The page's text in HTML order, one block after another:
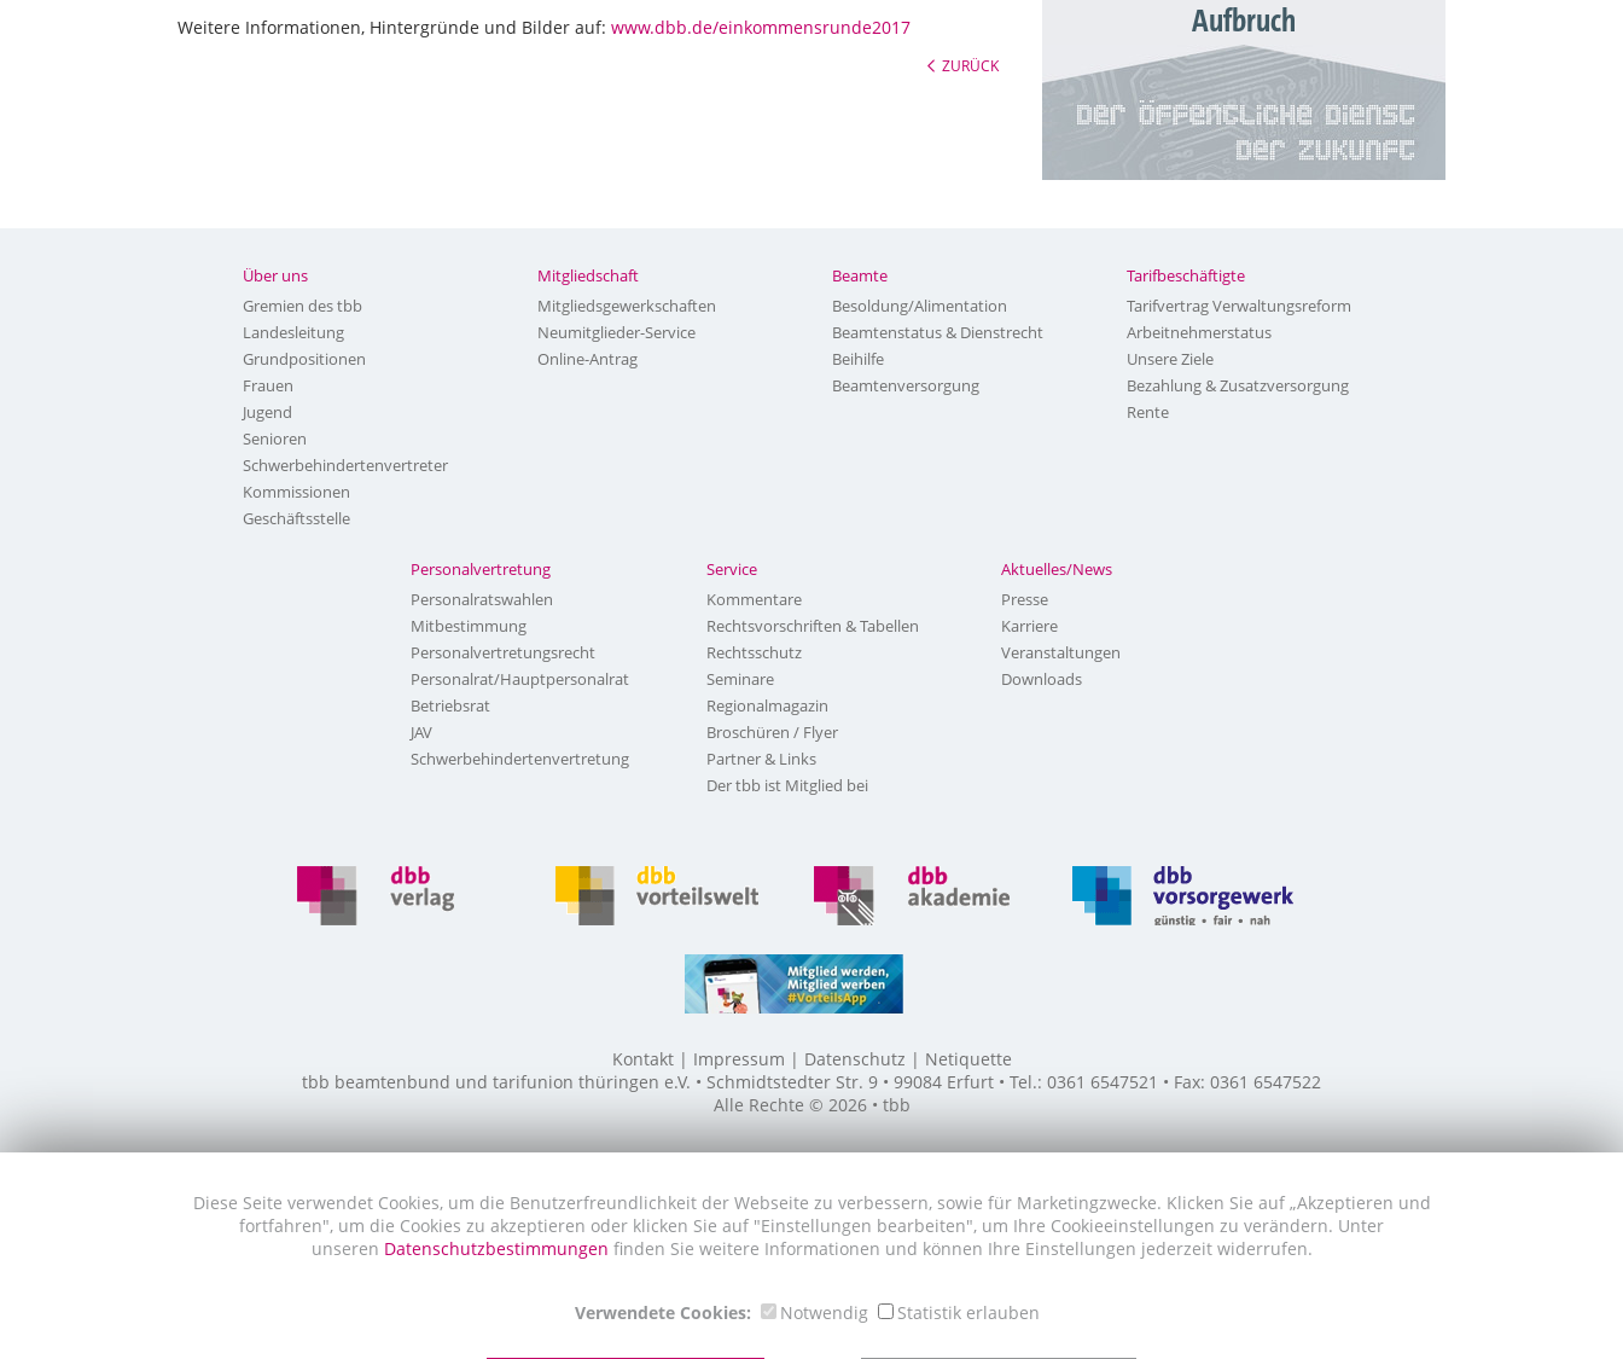
Weitere Informationen, Hintergründe und Bilder auf: www.dbb.de/einkommensrunde2017
ZURÜCK
Aufbruch
Über uns
Gremien des tbb
Landesleitung
Grundpositionen
Frauen
Jugend
Senioren
Schwerbehindertenvertreter
Kommissionen
Geschäftsstelle
Mitgliedschaft
Mitgliedsgewerkschaften
Neumitglieder-Service
Online-Antrag
Beamte
Besoldung/Alimentation
Beamtenstatus & Dienstrecht
Beihilfe
Beamtenversorgung
Tarifbeschäftigte
Tarifvertrag Verwaltungsreform
Arbeitnehmerstatus
Unsere Ziele
Bezahlung & Zusatzversorgung
Rente
Personalvertretung
Personalratswahlen
Mitbestimmung
Personalvertretungsrecht
Personalrat/Hauptpersonalrat
Betriebsrat
JAV
Schwerbehindertenvertretung
Service
Kommentare
Rechtsvorschriften & Tabellen
Rechtsschutz
Seminare
Regionalmagazin
Broschüren / Flyer
Partner & Links
Der tbb ist Mitglied bei
Aktuelles/News
Presse
Karriere
Veranstaltungen
Downloads
Kontakt Impressum Datenschutz
Netiquette
tbb beamtenbund und tarifunion thüringen e.V. • Schmidtstedter Str. 9 • 99084 Erfurt • Tel.: 0361 6547521 • Fax: 0361 6547522
Alle Rechte © 2026 • tbb
Diese Seite verwendet Cookies, um die Benutzerfreundlichkeit der Webseite zu verbessern, sowie für Marketingzwecke. Klicken Sie auf „Akzeptieren und
fortfahren", um die Cookies zu akzeptieren oder klicken Sie auf "Einstellungen bearbeiten", um Ihre Cookieeinstellungen zu verändern. Unter
unseren Datenschutzbestimmungen finden Sie weitere Informationen und können Ihre Einstellungen jederzeit widerrufen.
Verwendete Cookies: Notwendig Statistik erlauben